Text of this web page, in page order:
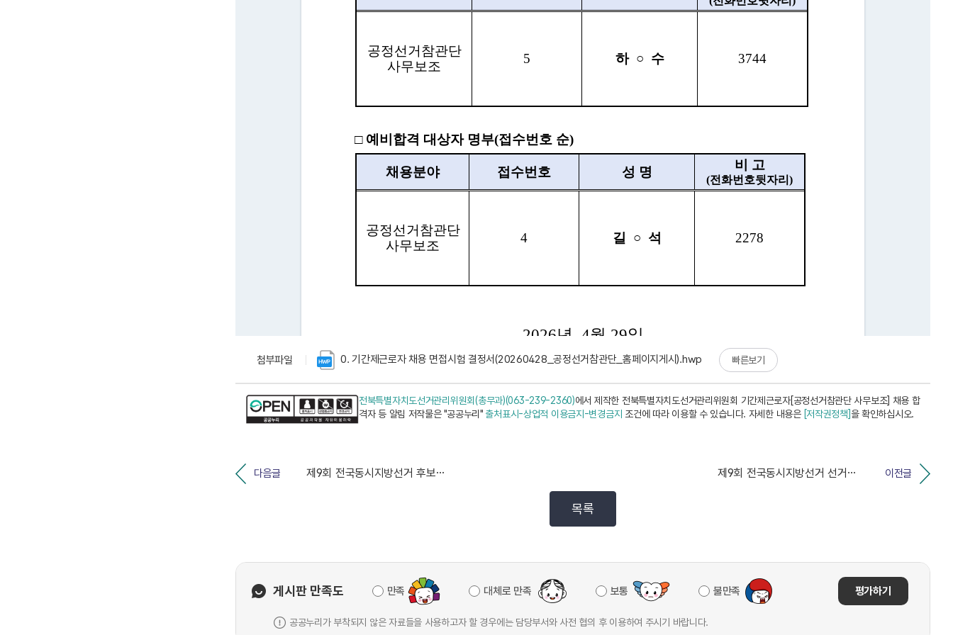
첨부파일 0. 기간제근로자 채용 면접시험 결정서(20260428_공정선거참관단_홈페이지게시).hwp 빠른보기
전북특별자치도선거관리위원회(총무과)(063-239-2360)에서 제작한 전북특별자치도선거관리위원회 기간제근로자[공정선거참관단 사무보조] 채용 합
격자 등 알림 저작물은 "공공누리" 출처표시-상업적 이용금지-변경금지 조건에 따라 이용할 수 있습니다. 자세한 내용은 [저작권정책]을 확인하십시오.
다음글 제9회 전국동시지방선거 후보자 토론회 중계방송 현황(예... 이전글
제9회 전국동시지방선거 선거사무보조원 추가 채용 최종합...
목록
게시판 만족도 만족 대체로 만족 보통 불만족 평가하기
공공누리가 부착되지 않은 자료들을 사용하고자 할 경우에는 담당부서와 사전 협의 후 이용하여 주시기 바랍니다.